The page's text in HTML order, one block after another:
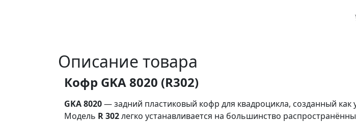
Описание товара
Кофр GKA 8020 (R302)
GKA 8020— задний пластиковый кофр для квадроцикла, созданный
Модель R 302легко устанавливается на большинство